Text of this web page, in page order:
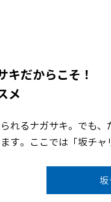
キだからこそ！
メ
れるナガサキ。でも
す。ここでは「坂チ
坂